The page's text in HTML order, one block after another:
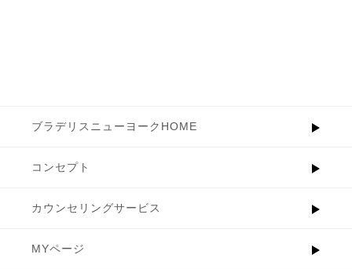
ブラデリスニューヨークHOME
コンセプト
カウンセリングサービス
MYページ